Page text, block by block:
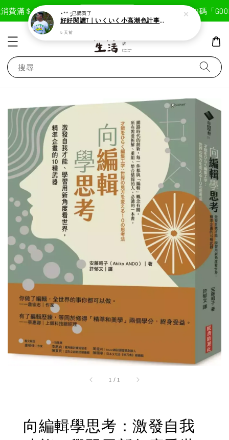
費滿＄1800免運費 現在去購物！ 首次註冊輸入折扣碼「
搜尋
1 / 1
向編輯學思考：激發自我
⋆** ༘已購買了
好好閱讀T｜いくいく小高潮色計事務所X好好生活書店聯名款
5 天前